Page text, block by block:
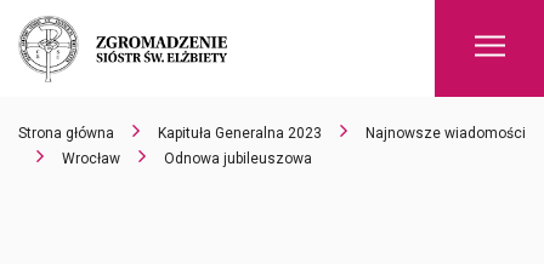
Strona główna Kapituła Generalna 2023
Najnowsze wiadomości
Wrocław
Odnowa jubileuszowa